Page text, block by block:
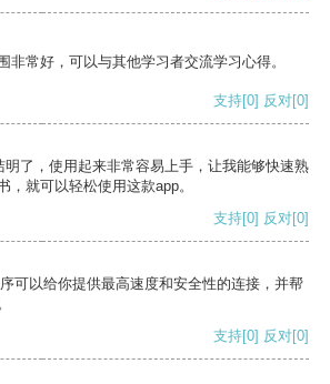
非常好，可以与其他学习者交流学习心得。
支持[0] 反对[0]
了，使用起来非常容易上手，让我能够快速熟
，就可以轻松使用这款app。
支持[0] 反对[0]
可以给你提供最高速度和安全性的连接，并帮
支持[0] 反对[0]